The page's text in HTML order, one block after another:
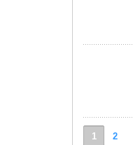
1 2